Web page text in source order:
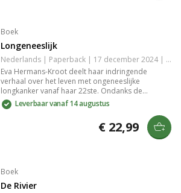
Boek
Longeneeslijk
Nederlands | Paperback | 17 december 2024 | 184 pagina's | 9789000398034
Eva Hermans-Kroot deelt haar indringende
verhaal over het leven met ongeneeslijke
longkanker vanaf haar 22ste. Ondanks de
uitdagingen studeert ze cum laude af en groeit
haar Instagram tot 300.000 volgers. Dit boek is
een eerlijke en humorvolle kijk op omgaan met
een moeilijke diagnose en het leven ten volle
Leverbaar vanaf 14 augustus
€ 22,99
Boek
De Rivier